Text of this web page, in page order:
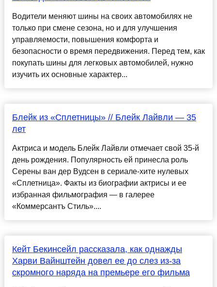
Водители меняют шины на своих автомобилях не
только при смене сезона, но и для улучшения
управляемости, повышения комфорта и
безопасности о время передвижения. Перед тем, как
покупать шины для легковых автомобилей, нужно
изучить их основные характер...
Блейк из «Сплетницы» // Блейк Лайвли — 35
лет
Актриса и модель Блейк Лайвли отмечает свой 35-й
день рождения. Популярность ей принесла роль
Серены ван дер Вудсен в сериале-хите нулевых
«Сплетница». Факты из биографии актрисы и ее
избранная фильмография — в галерее
«Коммерсантъ Стиль»....
Кейт Бекинсейл рассказала, как однажды
Харви Вайнштейн довел ее до слез из-за
скромного наряда на премьере его фильма